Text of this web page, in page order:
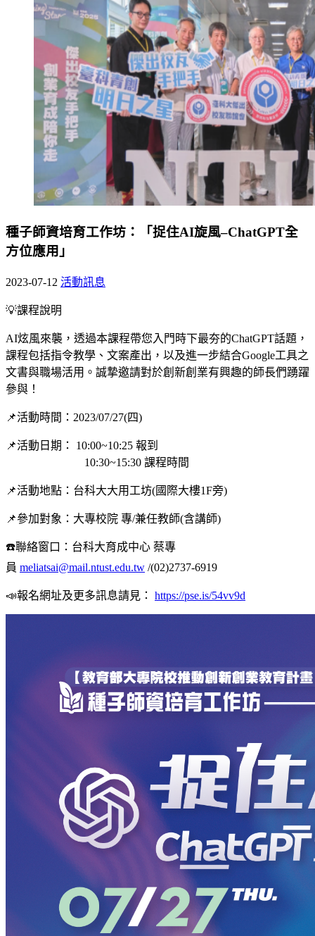
種子師資培育工作坊：「捉住AI旋風–ChatGPT全
方位應用」
2023-07-12 活動訊息
💡課程說明
AI炫風來襲，透過本課程帶您入門時下最夯的ChatGPT話題，
課程包括指令教學、文案產出，以及進一步結合Google工具之
文書與職場活用。誠摯邀請對於創新創業有興趣的師長們踴躍
參與！
📌活動時間：2023/07/27(四)
📌活動日期： 10:00~10:25 報到
10:30~15:30 課程時間
📌活動地點：台科大大用工坊(國際大樓1F旁)
📌參加對象：大專校院 專/兼任教師(含講師)
☎️聯絡窗口：台科大育成中心 蔡專
員 meliatsai@mail.ntust.edu.tw /(02)2737-6919
📣報名網址及更多訊息請見： https://pse.is/54vv9d